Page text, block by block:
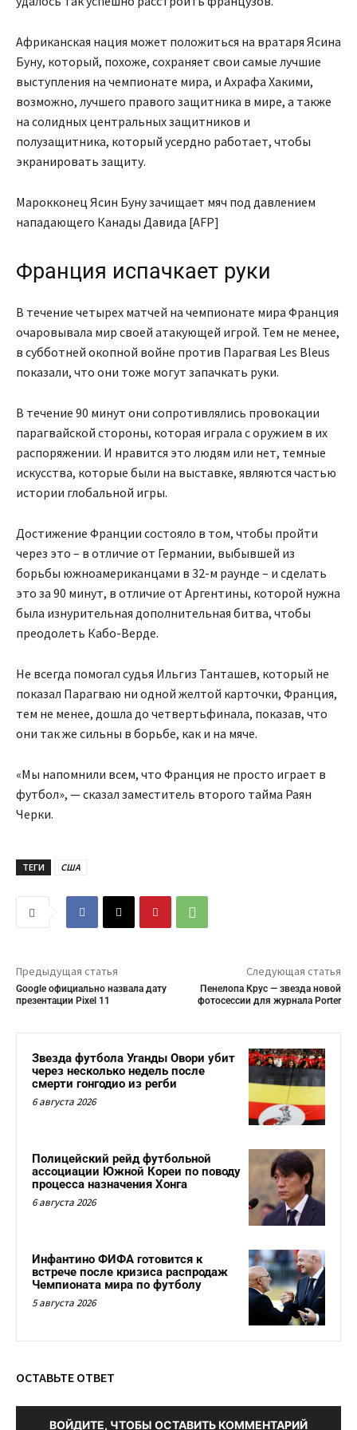
Африканская нация может положиться на вратаря Ясина
Буну, который, похоже, сохраняет свои самые лучшие
выступления на чемпионате мира, и Ахрафа Хакими,
возможно, лучшего правого защитника в мире, а также
на солидных центральных защитников и
полузащитника, который усердно работает, чтобы
экранировать защиту.
Марокконец Ясин Буну зачищает мяч под давлением
нападающего Канады Давида [AFP]
Франция испачкает руки
В течение четырех матчей на чемпионате мира Франция
очаровывала мир своей атакующей игрой. Тем не менее,
в субботней окопной войне против Парагвая Les Bleus
показали, что они тоже могут запачкать руки.
В течение 90 минут они сопротивлялись провокации
парагвайской стороны, которая играла с оружием в их
распоряжении. И нравится это людям или нет, темные
искусства, которые были на выставке, являются частью
истории глобальной игры.
Достижение Франции состояло в том, чтобы пройти
через это – в отличие от Германии, выбывшей из
борьбы южноамериканцами в 32-м раунде – и сделать
это за 90 минут, в отличие от Аргентины, которой нужна
была изнурительная дополнительная битва, чтобы
преодолеть Кабо-Верде.
Не всегда помогал судья Ильгиз Танташев, который не
показал Парагваю ни одной желтой карточки, Франция,
тем не менее, дошла до четвертьфинала, показав, что
они так же сильны в борьбе, как и на мяче.
«Мы напомнили всем, что Франция не просто играет в
футбол», — сказал заместитель второго тайма Раян
Черки.
ТЕГИ США
Предыдущая статья
Google официально назвала дату
презентации Pixel 11
Следующая статья
Пенелопа Крус — звезда новой
фотосессии для журнала Porter
Звезда футбола Уганды Овори убит
через несколько недель после
смерти гонгодио из регби
6 августа 2026
Полицейский рейд футбольной
ассоциации Южной Кореи по поводу
процесса назначения Хонга
6 августа 2026
Инфантино ФИФА готовится к
встрече после кризиса распродаж
Чемпионата мира по футболу
5 августа 2026
ОСТАВЬТЕ ОТВЕТ
ВОЙДИТЕ, ЧТОБЫ ОСТАВИТЬ КОММЕНТАРИЙ